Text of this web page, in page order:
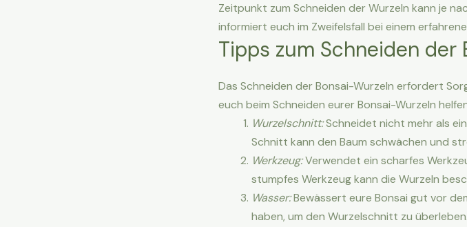
Zeitpunkt zum Schneiden der Wurzeln kann je
informiert euch im Zweifelsfall bei einem
Tipps zum Schneiden der
Das Schneiden der Bonsai-Wurzeln erfordert
euch beim Schneiden eurer Bonsai-Wurzeln
Wurzelschnitt:Schneidet nicht mehr als
Schnitt kann den Baum schwächen und
Werkzeug:Verwendet ein scharfes
stumpfes Werkzeug kann die Wurzeln
Wasser:Bewässert eure Bonsai gut vor
haben, um den Wurzelschnitt zu überleben.